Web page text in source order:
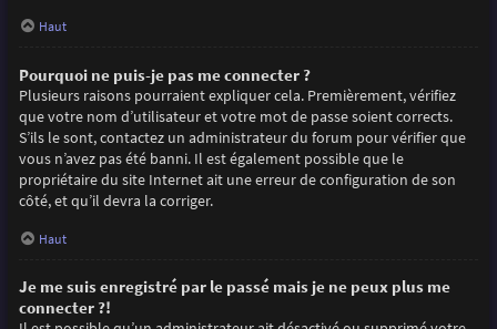
Haut
Pourquoi ne puis-je pas me connecter ?
Plusieurs raisons pourraient expliquer cela. Premièrement, vérifiez
que votre nom d’utilisateur et votre mot de passe soient corrects.
S’ils le sont, contactez un administrateur du forum pour vérifier que
vous n’avez pas été banni. Il est également possible que le
propriétaire du site Internet ait une erreur de configuration de son
côté, et qu’il devra la corriger.
Haut
Je me suis enregistré par le passé mais je ne peux plus me
connecter ?!